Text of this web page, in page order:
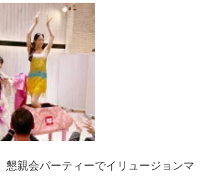
親会パーティーでイリュージョンマ